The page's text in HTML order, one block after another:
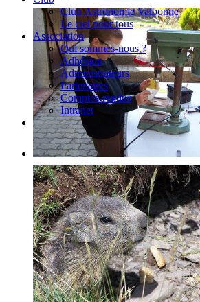
Club Astronomie Valbonne
Le ciel pour tous
Association
Qui sommes-nous ?
Adhésion
Administrateurs
Partenaires
Comptes-rendus
Intranet